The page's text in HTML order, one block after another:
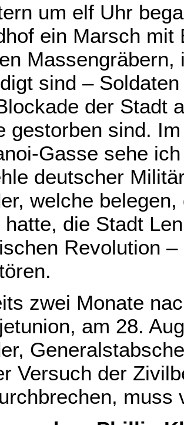
um elf Uhr
ein Marsch mit
sind –
der Stadt
gestorben sind.
Gasse sehe
deutscher
welche
hatte, die Stadt
Revolution
zwei Monate
am 28.
Versuch der
muss